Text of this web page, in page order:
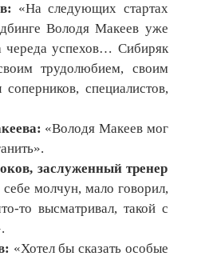
«На следующих стартах
Володя Макеев уже
успехов… Сибиряк
трудолюбием, своим
специалистов,
«Володя Макеев мог
заслуженный тренер
молчун, мало говорил,
то высматривал, такой с
«Хотел бы сказать особые